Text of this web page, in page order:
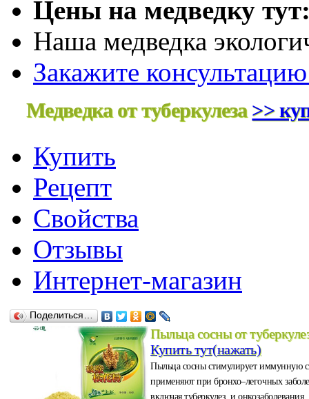
Цены на медведку
Наша медведка
Закажите
Медведка от туберкулеза >>
Купить
Рецепт
Свойства
Отзывы
Интернет-магазин
Поделиться…
Пыльца сосны от
Купить тут(нажать)
Пыльца сосны стимулирует иммунную
применяют при бронхо–легочных
включая туберкулез, и онкозаболевания.